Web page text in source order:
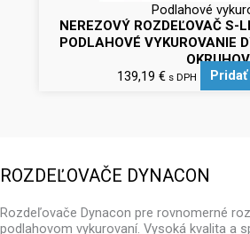
Podlahové
NEREZOVÝ ROZDEĽOVAČ S-
PODLAHOVÉ VYKUROVANIE
OKRUHOV
139,19 € s DPH
ROZDEĽOVAČE DYNACON
Rozdeľovače Dynacon pre rovnomerné
podlahovom vykurovaní. Vysoká kvalita a